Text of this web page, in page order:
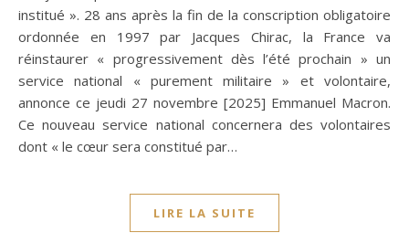
institué ». 28 ans après la fin de la conscription obligatoire
ordonnée en 1997 par Jacques Chirac, la France va
réinstaurer « progressivement dès l’été prochain » un
service national « purement militaire » et volontaire,
annonce ce jeudi 27 novembre [2025] Emmanuel Macron.
Ce nouveau service national concernera des volontaires
dont « le cœur sera constitué par…
LIRE LA SUITE